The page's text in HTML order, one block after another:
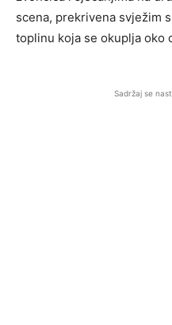
scena, prekrivena svježim
toplinu koja se okuplja oko
Sadržaj se